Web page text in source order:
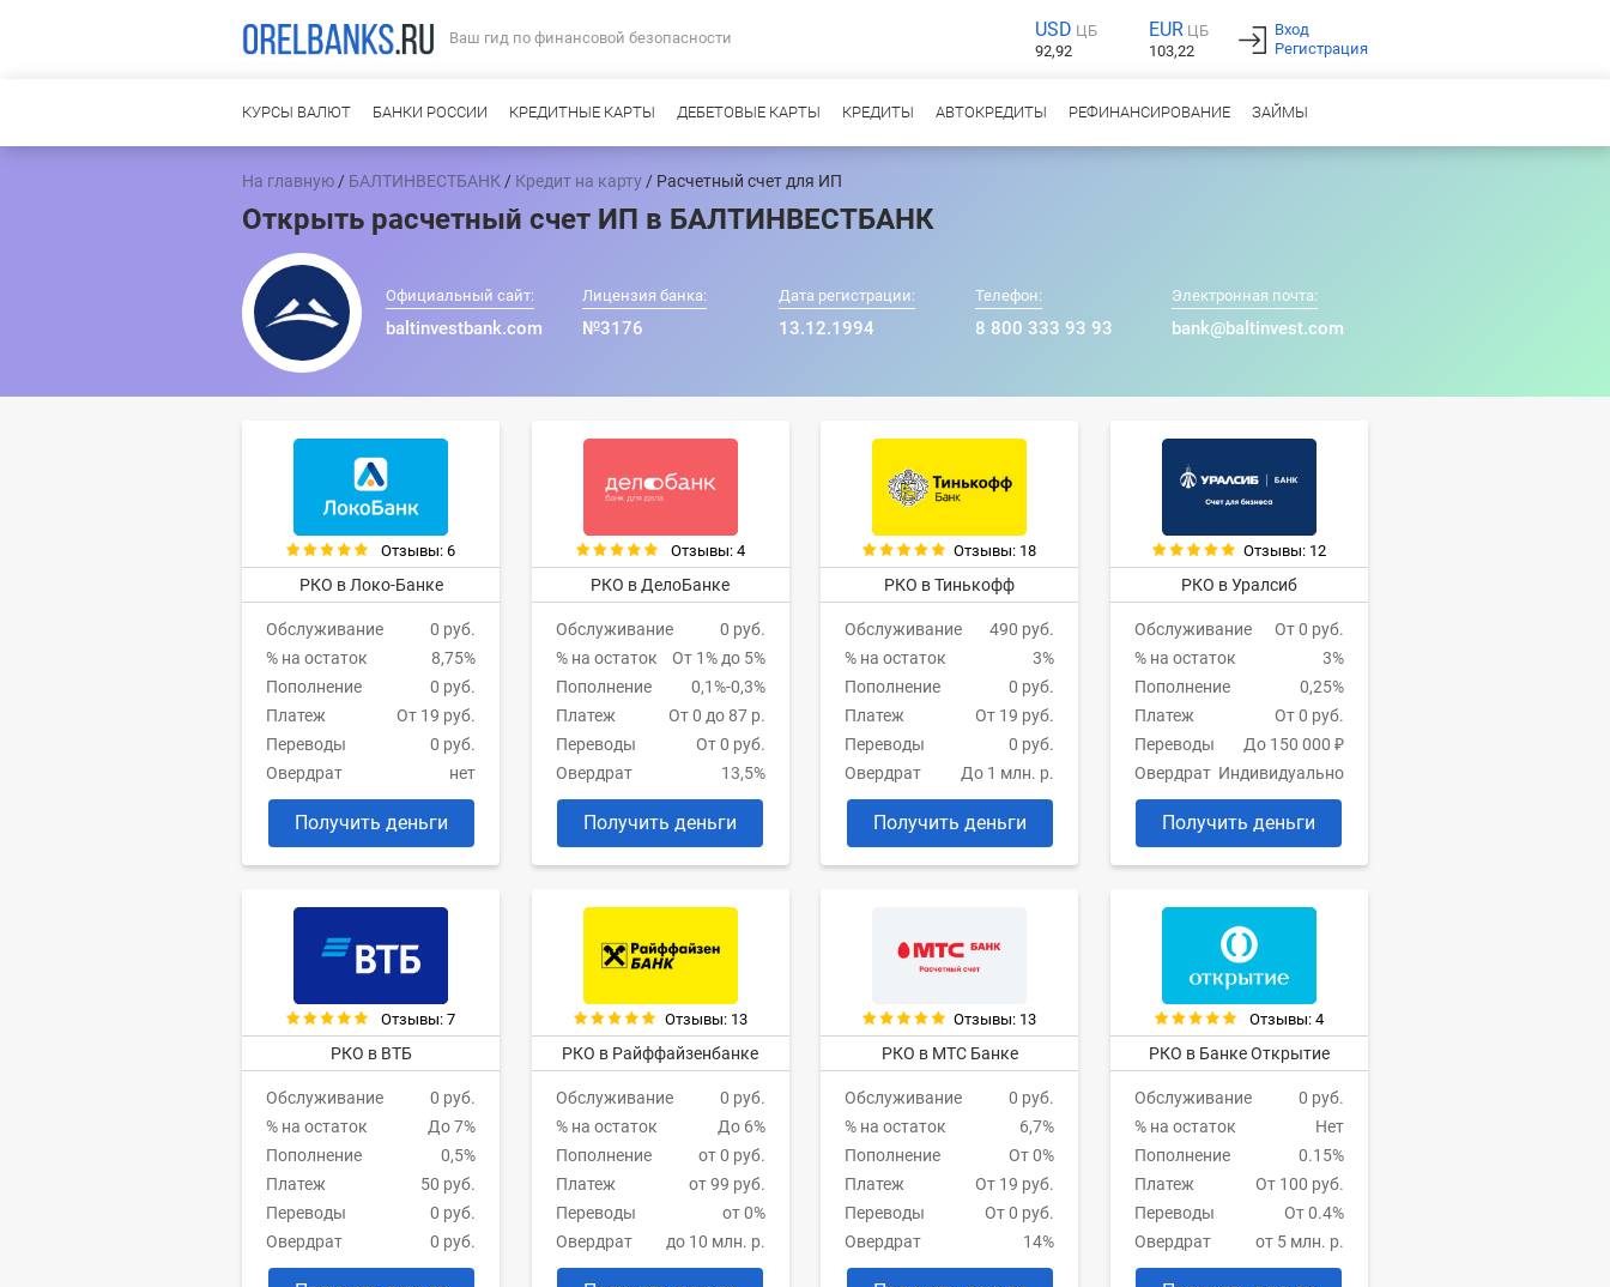
Ваш гид по финансовой безопасности USD ЦБ
92,92
EUR ЦБ
103,22
Вход
Регистрация
КУРСЫ ВАЛЮТ БАНКИ РОССИИ КРЕДИТНЫЕ КАРТЫ ДЕБЕТОВЫЕ КАРТЫ КРЕДИТЫ АВТОКРЕДИТЫ РЕФИНАНСИРОВАНИЕ ЗАЙМЫ
На главную / БАЛТИНВЕСТБАНК / Кредит на карту / Расчетный счет для ИП
Открыть расчетный счет ИП в БАЛТИНВЕСТБАНК
Официальный сайт:
baltinvestbank.com
Лицензия банка:
№3176
Дата регистрации:
13.12.1994
Телефон:
8 800 333 93 93
Электронная почта:
bank@baltinvest.com
Отзывы: 6
РКО в Локо-Банке
Обслуживание
0 руб.
% на остаток
8,75%
Пополнение
0 руб.
Платеж
От 19 руб.
Переводы
0 руб.
Овердрат
нет
Получить деньги
Отзывы: 4
РКО в ДелоБанке
Обслуживание
0 руб.
% на остаток
От 1% до 5%
Пополнение
0,1%-0,3%
Платеж
От 0 до 87 р.
Переводы
От 0 руб.
Овердрат
13,5%
Получить деньги
Отзывы: 18
РКО в Тинькофф
Обслуживание
490 руб.
% на остаток
3%
Пополнение
0 руб.
Платеж
От 19 руб.
Переводы
0 руб.
Овердрат
До 1 млн. р.
Получить деньги
Отзывы: 12
РКО в Уралсиб
Обслуживание
От 0 руб.
% на остаток
3%
Пополнение
0,25%
Платеж
От 0 руб.
Переводы
До 150 000 ₽
Овердрат Индивидуально
Получить деньги
Отзывы: 7
РКО в ВТБ
Обслуживание
0 руб.
% на остаток
До 7%
Пополнение
0,5%
Платеж
50 руб.
Переводы
0 руб.
Овердрат
0 руб.
Отзывы: 13
РКО в Райффайзенбанке
Обслуживание
0 руб.
% на остаток
До 6%
Пополнение
от 0 руб.
Платеж
от 99 руб.
Переводы
от 0%
Овердрат
до 10 млн. р.
Отзывы: 13
РКО в МТС Банке
Обслуживание
0 руб.
% на остаток
6,7%
Пополнение
От 0%
Платеж
От 19 руб.
Переводы
От 0 руб.
Овердрат
14%
Отзывы: 4
РКО в Банке Открытие
Обслуживание
0 руб.
% на остаток
Нет
Пополнение
0.15%
Платеж
От 100 руб.
Переводы
От 0.4%
Овердрат
от 5 млн. р.